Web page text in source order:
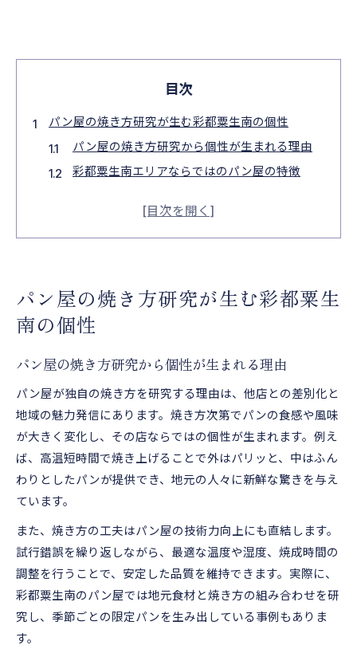
目次
パン屋の焼き方研究が生む彩都粟生南の個性
パン屋の焼き方研究から個性が生まれる理由
彩都粟生南エリアならではのパン屋の特徴
地元文化が育むパン屋独自の焼き方研究
パン屋の独自製法が生む新しい魅力とは
伝統と革新が融合するパン屋の焼き方研究
パン屋の製法に込められた職人のこだわり
独自性が光るパン屋の焼き方研究の実際
地元文化と融合したパン作りの醍醐味
パン屋が地元文化と焼き方を融合させる理由
地域の食材を活かしたパン屋の焼き方研究
焼き方を極めるなら彩都粟生南で体感を
パン屋の焼き方を彩都粟生南で体感しよう
現地で学ぶパン屋焼き方研究の奥深さについて
パン屋の焼き方研究が生む彩都粟生
南の個性
パン屋の焼き方研究から個性が生まれる理由
パン屋が独自の焼き方を研究する理由は、他店との差別化と
地域の魅力発信にあります。焼き方次第でパンの食感や風味
が大きく変化し、その店ならではの個性が生まれます。例え
ば、高温短時間で焼き上げることで外はパリッと、中はふん
わりとしたパンが提供でき、地元の人々に新鮮な驚きを与え
ています。
また、焼き方の工夫はパン屋の技術力向上にも直結します。
試行錯誤を繰り返しながら、最適な温度や湿度、焼成時間の
調整を行うことで、安定した品質を維持できます。実際に、
彩都粟生南のパン屋では地元食材と焼き方の組み合わせを研
究し、季節ごとの限定パンを生み出している事例もありま
す。